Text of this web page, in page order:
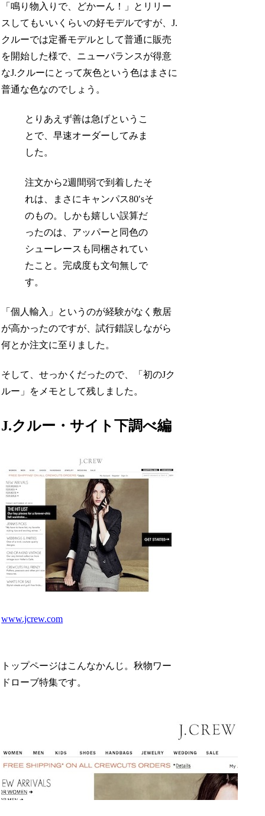
「鳴り物入りで、どかーん！」とリリー
スしてもいいくらいの好モデルですが、J.
クルーでは定番モデルとして普通に販売
を開始した様で、ニューバランスが得意
なJ.クルーにとって灰色という色はまさに
普通な色なのでしょう。
とりあえず善は急げというこ
とで、早速オーダーしてみま
した。
注文から2週間弱で到着したそ
れは、まさにキャンパス80′sそ
のもの。しかも嬉しい誤算だ
ったのは、アッパーと同色の
シューレースも同梱されてい
たこと。完成度も文句無しで
す。
「個人輸入」というのが経験がなく敷居
が高かったのですが、試行錯誤しながら
何とか注文に至りました。
そして、せっかくだったので、「初のJク
ルー」をメモとして残しました。
J.クルー・サイト下調べ編
www.jcrew.com
トップページはこんなかんじ。秋物ワー
ドローブ特集です。